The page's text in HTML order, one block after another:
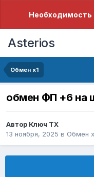
Необходимость
Asterios
Обмен x1
обмен ФП +6 на
Автор Ключ ТХ
13 ноября, 2025 в Обмен